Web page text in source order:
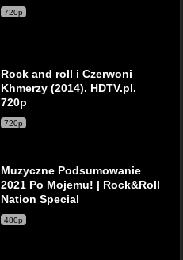
720p
Rock and roll i Czerwoni
Khmerzy (2014). HDTV.pl.
720p
720p
Muzyczne Podsumowanie
2021 Po Mojemu! | Rock&Roll
Nation Special
480p